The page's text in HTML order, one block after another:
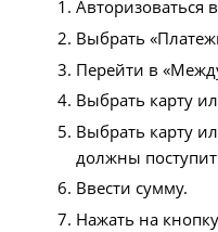
Авторизоваться
Выбрать
Перейти в
Выбрать карту
Выбрать карту
должны
Ввести сумму.
Нажать на